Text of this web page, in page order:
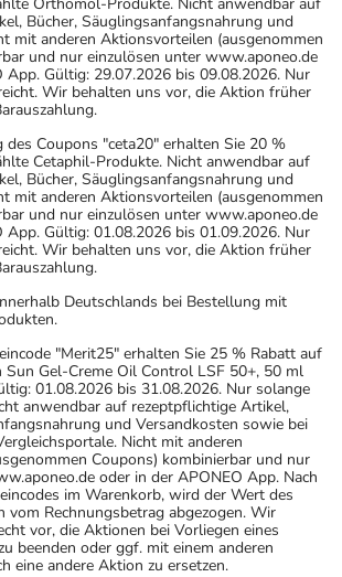
Bücher, Säuglingsanfangsnahrung und
mit anderen Aktionsvorteilen (ausgenommen
und nur einzulösen unter www.aponeo.de
App. Gültig: 29.07.2026 bis 09.08.2026. Nur
Wir behalten uns vor, die Aktion früher
des Coupons "ceta20" erhalten Sie 20 %
Cetaphil-Produkte. Nicht anwendbar auf
Bücher, Säuglingsanfangsnahrung und
mit anderen Aktionsvorteilen (ausgenommen
und nur einzulösen unter www.aponeo.de
App. Gültig: 01.08.2026 bis 01.09.2026. Nur
Wir behalten uns vor, die Aktion früher
Deutschlands bei Bestellung mit
"Merit25" erhalten Sie 25 % Rabatt auf
Sun Gel-Creme Oil Control LSF 50+, 50 ml
01.08.2026 bis 31.08.2026. Nur solange
anwendbar auf rezeptpflichtige Artikel,
und Versandkosten sowie bei
Nicht mit anderen
Coupons) kombinierbar und nur
oder in der APONEO App. Nach
im Warenkorb, wird der Wert des
vom Rechnungsbetrag abgezogen. Wir
vor, die Aktionen bei Vorliegen eines
beenden oder ggf. mit einem anderen
eine andere Aktion zu ersetzen.